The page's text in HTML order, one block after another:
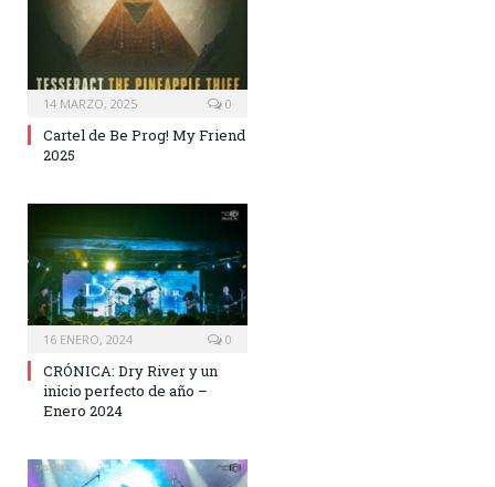
14 MARZO, 2025 0
Cartel de Be Prog! My Friend
2025
16 ENERO, 2024 0
CRÓNICA: Dry River y un
inicio perfecto de año –
Enero 2024